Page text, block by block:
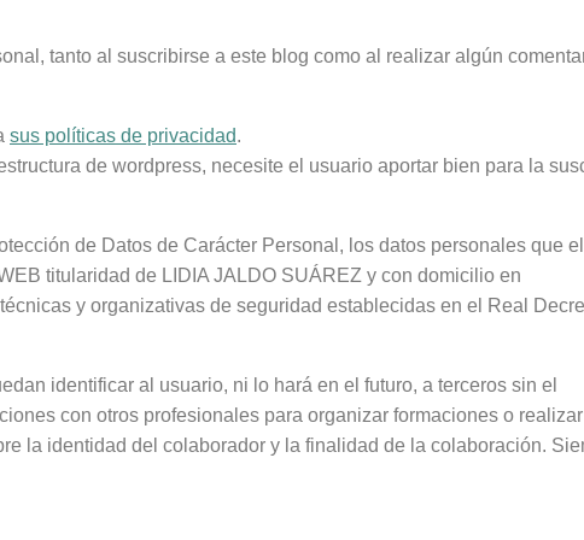
tanto al suscribirse a este blog como al realizar algún
sus políticas de privacidad.
de wordpress, necesite el usuario aportar bien para la
de Datos de Carácter Personal, los datos personales que
titularidad de LIDIA JALDO SUÁREZ y con domicilio en
y organizativas de seguridad establecidas en el Real
identificar al usuario, ni lo hará en el futuro, a terceros sin el
con otros profesionales para organizar formaciones o realizar
la identidad del colaborador y la finalidad de la colaboración.